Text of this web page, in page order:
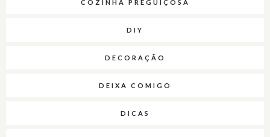
COZINHA PREGUIÇOSA
DIY
DECORAÇÃO
DEIXA COMIGO
DICAS